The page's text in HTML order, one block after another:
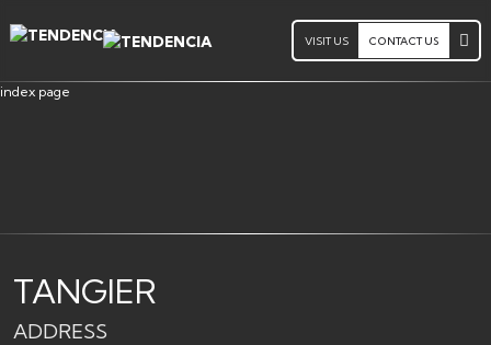
VISIT US CONTACT US
index page
TANGIER
ADDRESS